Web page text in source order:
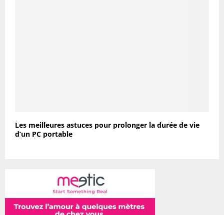
Les meilleures astuces pour prolonger la durée de vie
d’un PC portable